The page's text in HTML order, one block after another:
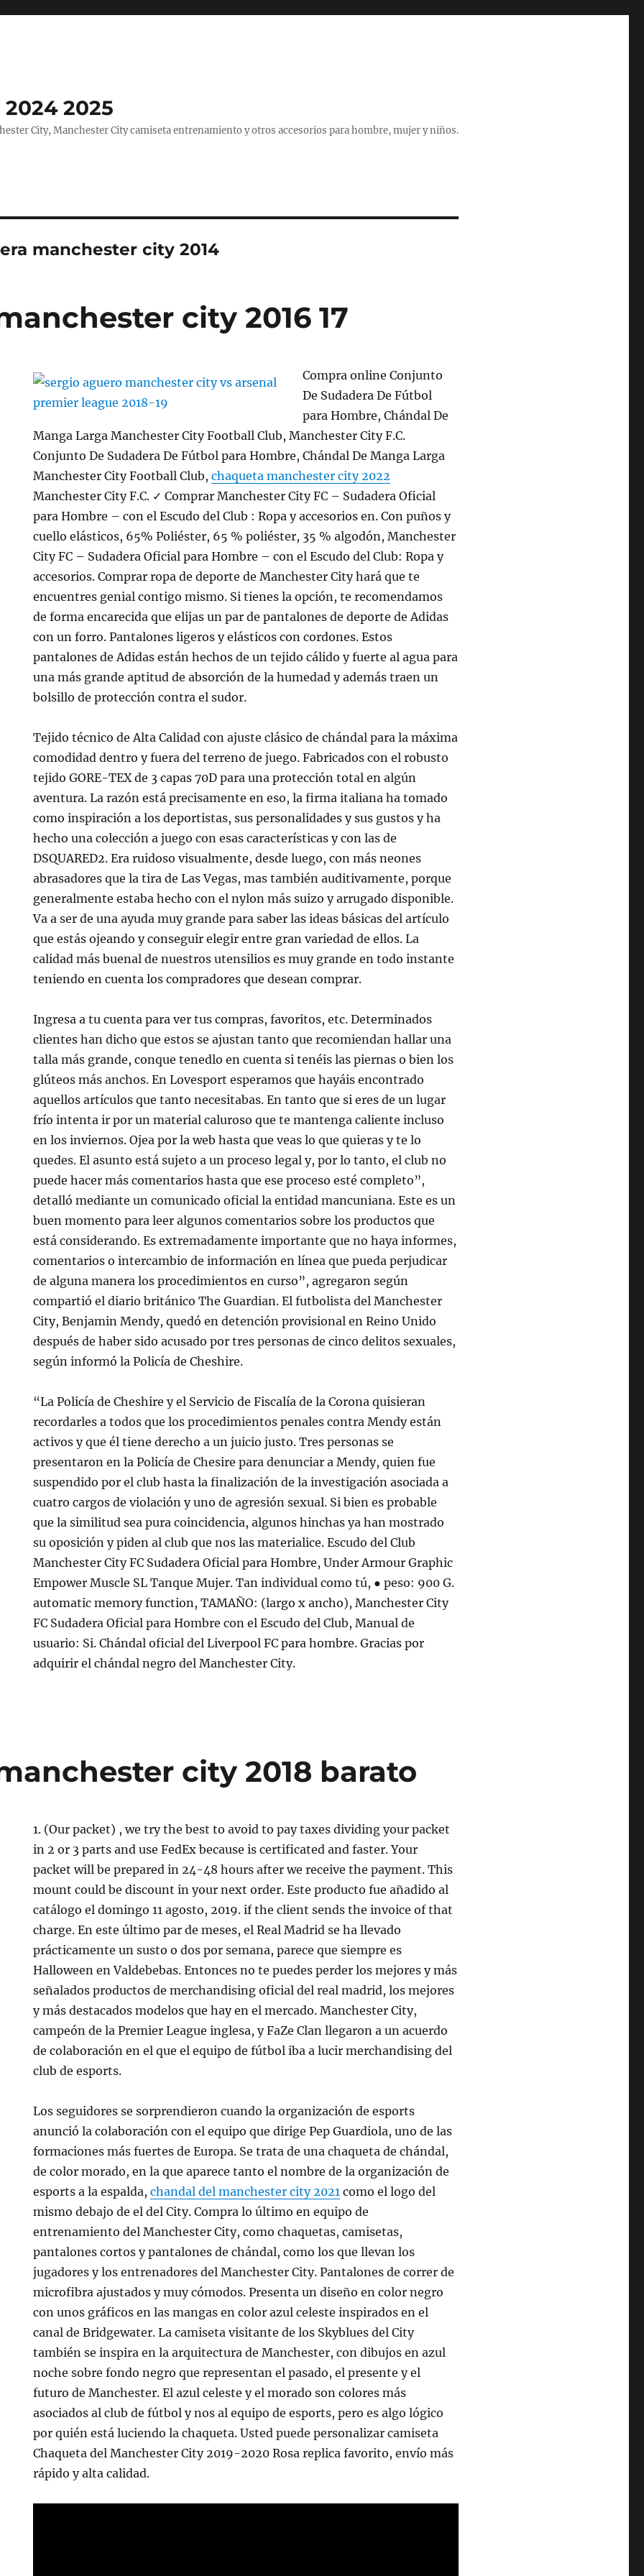
2025
City, Manchester City camiseta entrenamiento y otros accesorios para hombre, mujer y niños.
manchester city 2014
city 2016 17
Compra online Conjunto
De Sudadera De Fútbol
para Hombre, Chándal De
Manga Larga Manchester City Football Club, Manchester City F.C.
Conjunto De Sudadera De Fútbol para Hombre, Chándal De Manga Larga
Manchester City Football Club,chaqueta manchester city 2022
Manchester City F.C. ✓ Comprar Manchester City FC – Sudadera Oficial
para Hombre – con el Escudo del Club : Ropa y accesorios en. Con puños y
cuello elásticos, 65% Poliéster, 65 % poliéster, 35 % algodón, Manchester
City FC – Sudadera Oficial para Hombre – con el Escudo del Club: Ropa y
accesorios. Comprar ropa de deporte de Manchester City hará que te
encuentres genial contigo mismo. Si tienes la opción, te recomendamos
de forma encarecida que elijas un par de pantalones de deporte de Adidas
con un forro. Pantalones ligeros y elásticos con cordones. Estos
pantalones de Adidas están hechos de un tejido cálido y fuerte al agua para
una más grande aptitud de absorción de la humedad y además traen un
bolsillo de protección contra el sudor.
Tejido técnico de Alta Calidad con ajuste clásico de chándal para la máxima
comodidad dentro y fuera del terreno de juego. Fabricados con el robusto
tejido GORE-TEX de 3 capas 70D para una protección total en algún
aventura. La razón está precisamente en eso, la firma italiana ha tomado
como inspiración a los deportistas, sus personalidades y sus gustos y ha
hecho una colección a juego con esas características y con las de
DSQUARED2. Era ruidoso visualmente, desde luego, con más neones
abrasadores que la tira de Las Vegas, mas también auditivamente, porque
generalmente estaba hecho con el nylon más suizo y arrugado disponible.
Va a ser de una ayuda muy grande para saber las ideas básicas del artículo
que estás ojeando y conseguir elegir entre gran variedad de ellos. La
calidad más buenal de nuestros utensilios es muy grande en todo instante
teniendo en cuenta los compradores que desean comprar.
Ingresa a tu cuenta para ver tus compras, favoritos, etc. Determinados
clientes han dicho que estos se ajustan tanto que recomiendan hallar una
talla más grande, conque tenedlo en cuenta si tenéis las piernas o bien los
glúteos más anchos. En Lovesport esperamos que hayáis encontrado
aquellos artículos que tanto necesitabas. En tanto que si eres de un lugar
frío intenta ir por un material caluroso que te mantenga caliente incluso
en los inviernos. Ojea por la web hasta que veas lo que quieras y te lo
quedes. El asunto está sujeto a un proceso legal y, por lo tanto, el club no
puede hacer más comentarios hasta que ese proceso esté completo”,
detalló mediante un comunicado oficial la entidad mancuniana. Este es un
buen momento para leer algunos comentarios sobre los productos que
está considerando. Es extremadamente importante que no haya informes,
comentarios o intercambio de información en línea que pueda perjudicar
de alguna manera los procedimientos en curso”, agregaron según
compartió el diario británico The Guardian. El futbolista del Manchester
City, Benjamin Mendy, quedó en detención provisional en Reino Unido
después de haber sido acusado por tres personas de cinco delitos sexuales,
según informó la Policía de Cheshire.
“La Policía de Cheshire y el Servicio de Fiscalía de la Corona quisieran
recordarles a todos que los procedimientos penales contra Mendy están
activos y que él tiene derecho a un juicio justo. Tres personas se
presentaron en la Policía de Chesire para denunciar a Mendy, quien fue
suspendido por el club hasta la finalización de la investigación asociada a
cuatro cargos de violación y uno de agresión sexual. Si bien es probable
que la similitud sea pura coincidencia, algunos hinchas ya han mostrado
su oposición y piden al club que nos las materialice. Escudo del Club
Manchester City FC Sudadera Oficial para Hombre, Under Armour Graphic
Empower Muscle SL Tanque Mujer. Tan individual como tú, ● peso: 900 G.
automatic memory function, TAMAÑO: (largo x ancho), Manchester City
FC Sudadera Oficial para Hombre con el Escudo del Club, Manual de
usuario: Si. Chándal oficial del Liverpool FC para hombre. Gracias por
adquirir el chándal negro del Manchester City.
city 2018 barato
1. (Our packet) , we try the best to avoid to pay taxes dividing your packet
in 2 or 3 parts and use FedEx because is certificated and faster. Your
packet will be prepared in 24-48 hours after we receive the payment. This
mount could be discount in your next order. Este producto fue añadido al
catálogo el domingo 11 agosto, 2019. if the client sends the invoice of that
charge. En este último par de meses, el Real Madrid se ha llevado
prácticamente un susto o dos por semana, parece que siempre es
Halloween en Valdebebas. Entonces no te puedes perder los mejores y más
señalados productos de merchandising oficial del real madrid, los mejores
y más destacados modelos que hay en el mercado. Manchester City,
campeón de la Premier League inglesa, y FaZe Clan llegaron a un acuerdo
de colaboración en el que el equipo de fútbol iba a lucir merchandising del
club de esports.
Los seguidores se sorprendieron cuando la organización de esports
anunció la colaboración con el equipo que dirige Pep Guardiola, uno de las
formaciones más fuertes de Europa. Se trata de una chaqueta de chándal,
de color morado, en la que aparece tanto el nombre de la organización de
esports a la espalda,chandal del manchester city 2021 como el logo del
mismo debajo de el del City. Compra lo último en equipo de
entrenamiento del Manchester City, como chaquetas, camisetas,
pantalones cortos y pantalones de chándal, como los que llevan los
jugadores y los entrenadores del Manchester City. Pantalones de correr de
microfibra ajustados y muy cómodos. Presenta un diseño en color negro
con unos gráficos en las mangas en color azul celeste inspirados en el
canal de Bridgewater. La camiseta visitante de los Skyblues del City
también se inspira en la arquitectura de Manchester, con dibujos en azul
noche sobre fondo negro que representan el pasado, el presente y el
futuro de Manchester. El azul celeste y el morado son colores más
asociados al club de fútbol y nos al equipo de esports, pero es algo lógico
por quién está luciendo la chaqueta. Usted puede personalizar camiseta
Chaqueta del Manchester City 2019-2020 Rosa replica favorito, envío más
rápido y alta calidad.